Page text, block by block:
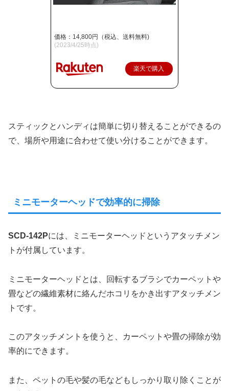
価格：14,800円（税込、送料無料)
(2023/4/25時点)
楽天で購入
スティックとハンディは簡単に切り替えることができるの
で、場所や用途に合わせて使い分けることができます。
ミニモーターヘッドで効率的に掃除
SCD-142Pには、ミニモーターヘッドというアタッチメン
トが付属しています。
ミニモーターヘッドとは、回転するブラシでカーペットや
畳などの繊維素材に絡んだホコリをかき出すアタッチメン
トです。
このアタッチメントを使うと、カーペットや畳の掃除が効
率的にできます。
また、ペットの毛や髪の毛などもしっかり取り除くことが